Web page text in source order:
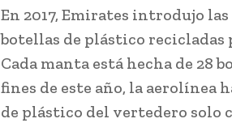
En 2017, Emirates introdujo
botellas de plástico recicladas
Cada manta está hecha de 28
fines de este año, la aerolínea
de plástico del vertedero solo